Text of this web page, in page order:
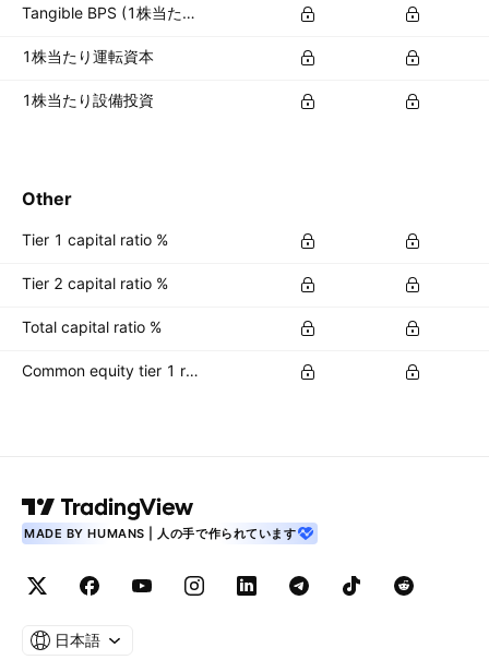
Tangible BPS (1株当たり有形資産)
1株当たり運転資本
1株当たり設備投資
Other
Tier 1 capital ratio %
Tier 2 capital ratio %
Total capital ratio %
Common equity tier 1 ratio %
MADE BY HUMANS | 人の手で作られています
日本語